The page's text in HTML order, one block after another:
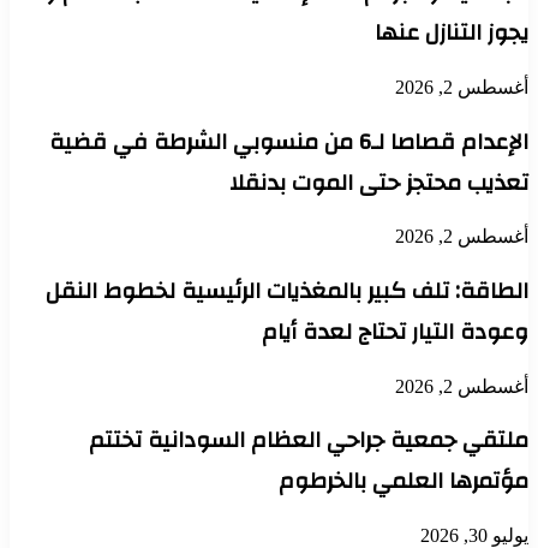
يجوز التنازل عنها
أغسطس 2, 2026
الإعدام قصاصا لـ6 من منسوبي الشرطة في قضية
تعذيب محتجز حتى الموت بدنقلا
أغسطس 2, 2026
الطاقة: تلف كبير بالمغذيات الرئيسية لخطوط النقل
وعودة التيار تحتاج لعدة أيام
أغسطس 2, 2026
ملتقي جمعية جراحي العظام السودانية تختتم
مؤتمرها العلمي بالخرطوم
يوليو 30, 2026